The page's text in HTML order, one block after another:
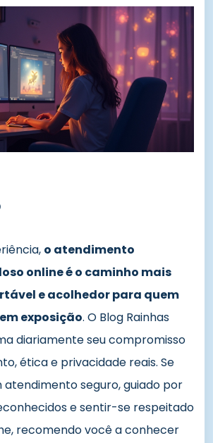
o atendimento
online é o caminho mais
e acolhedor para quem
exposição. O Blog Rainhas
diariamente seu compromisso
ética e privacidade reais. Se
atendimento seguro, guiado por
e sentir-se respeitado
recomendo você a conhecer